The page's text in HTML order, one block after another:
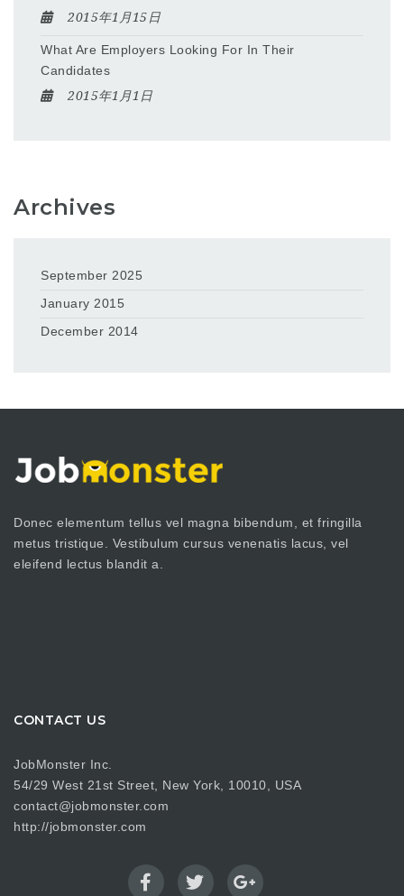
2015年1月15日
What Are Employers Looking For In Their
Candidates
2015年1月1日
Archives
September 2025
January 2015
December 2014
Donec elementum tellus vel magna bibendum, et fringilla
metus tristique. Vestibulum cursus venenatis lacus, vel
eleifend lectus blandit a.
CONTACT US
JobMonster Inc.
54/29 West 21st Street, New York, 10010, USA
contact@jobmonster.com
http://jobmonster.com